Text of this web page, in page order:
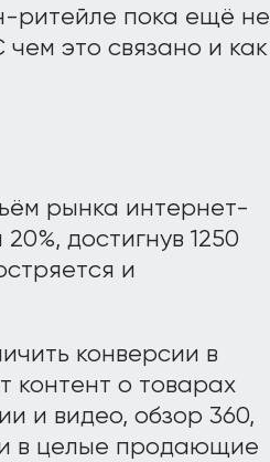
ритейле пока ещё не
это связано и как
рынка интернет-
достигнув 1250
и
конверсии в
о товарах
и видео, обзор 360,
в целые продающие